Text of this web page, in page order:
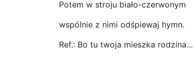
Potem w stroju biało-czerwonym
wspólnie z nimi odśpiewaj hymn.
Ref.: Bo tu twoja mieszka rodzina…